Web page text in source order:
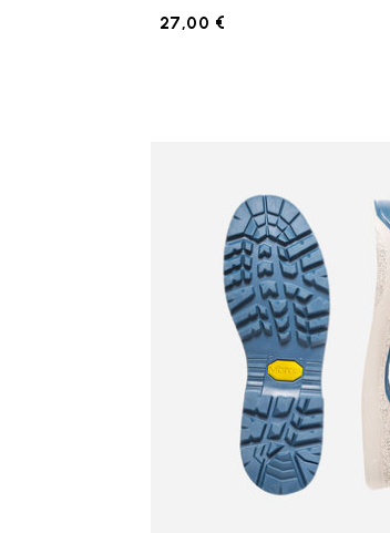
27,00 €